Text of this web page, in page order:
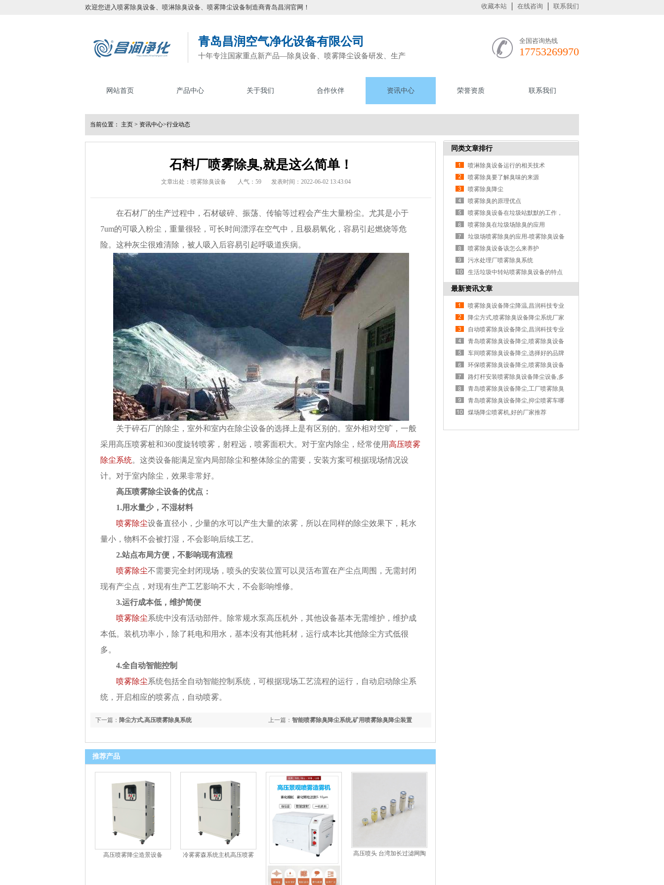
欢迎您进入喷雾除臭设备、喷淋除臭设备、喷雾降尘设备制造商青岛昌润官网！ 收藏本站 在线咨询 联系我们
青岛昌润空气净化设备有限公司
十年专注国家重点新产品—除臭设备、喷雾降尘设备研发、生产
全国咨询热线
17753269970
网站首页 产品中心 关于我们 合作伙伴 资讯中心 荣誉资质 联系我们
当前位置： 主页 > 资讯中心>行业动态
石料厂喷雾除臭,就是这么简单！
文章出处：喷雾除臭设备 人气：59 发表时间：2022-06-02 13:43:04
在石材厂的生产过程中，石材破碎、振荡、传输等过程会产生大量粉尘。尤其是小于
7um的可吸入粉尘，重量很轻，可长时间漂浮在空气中，且极易氧化，容易引起燃烧等危
险。这种灰尘很难清除，被人吸入后容易引起呼吸道疾病。
关于碎石厂的除尘，室外和室内在除尘设备的选择上是有区别的。室外相对空旷，一般
采用高压喷雾桩和360度旋转喷雾，射程远，喷雾面积大。对于室内除尘，经常使用高压喷雾
除尘系统。这类设备能满足室内局部除尘和整体除尘的需要，安装方案可根据现场情况设
计。对于室内除尘，效果非常好。
高压喷雾除尘设备的优点：
1.用水量少，不湿材料
喷雾除尘设备直径小，少量的水可以产生大量的浓雾，所以在同样的除尘效果下，耗水
量小，物料不会被打湿，不会影响后续工艺。
2.站点布局方便，不影响现有流程
喷雾除尘不需要完全封闭现场，喷头的安装位置可以灵活布置在产尘点周围，无需封闭
现有产尘点，对现有生产工艺影响不大，不会影响维修。
3.运行成本低，维护简便
喷雾除尘系统中没有活动部件。除常规水泵高压机外，其他设备基本无需维护，维护成
本低。装机功率小，除了耗电和用水，基本没有其他耗材，运行成本比其他除尘方式低很
多。
4.全自动智能控制
喷雾除尘系统包括全自动智能控制系统，可根据现场工艺流程的运行，自动启动除尘系
统，开启相应的喷雾点，自动喷雾。
上一篇： 智能喷雾除臭降尘系统,矿用喷雾除臭降尘装置
下一篇： 降尘方式,高压喷雾除臭系统
推荐产品
高压喷雾降尘造景设备
冷雾雾森系统主机高压喷雾
高压喷头 台湾加长过滤网陶
同类文章排行
喷淋除臭设备运行的相关技术
喷雾除臭要了解臭味的来源
喷雾除臭降尘
喷雾除臭的原理优点
喷雾除臭设备在垃圾站默默的工作，
清除...
喷雾除臭在垃圾场除臭的应用
垃圾场喷雾除臭的应用-喷雾除臭设备
喷雾除臭设备该怎么来养护
污水处理厂喷雾除臭系统
生活垃圾中转站喷雾除臭设备的特点
最新资讯文章
喷雾除臭设备降尘降温,昌润科技专业
降尘方式,喷雾除臭设备降尘系统厂家
自动喷雾除臭设备降尘,昌润科技专业
青岛喷雾除臭设备降尘,喷雾除臭设备
降...
车间喷雾除臭设备降尘,选择好的品牌
很...
环保喷雾除臭设备降尘,喷雾除臭设备
降...
路灯杆安装喷雾除臭设备降尘设备,多
功...
青岛喷雾除臭设备降尘,工厂喷雾除臭
设...
青岛喷雾除臭设备降尘,抑尘喷雾车哪
家...
煤场降尘喷雾机,好的厂家推荐